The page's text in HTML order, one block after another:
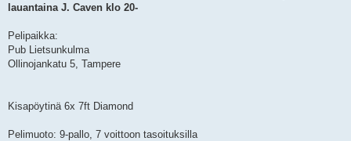
lauantaina J. Caven klo 20-
Pelipaikka:
Pub Lietsunkulma
Ollinojankatu 5, Tampere
Kisapöytinä 6x 7ft Diamond
Pelimuoto: 9-pallo, 7 voittoon tasoituksilla